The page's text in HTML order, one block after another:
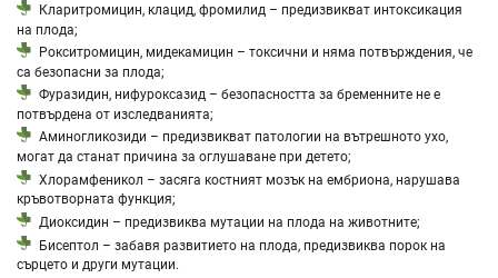
Кларитромицин, клацид, фромилид – предизвикват интоксикация
на плода;
Рокситромицин, мидекамицин – токсични и няма потвърждения, че
са безопасни за плода;
Фуразидин, нифуроксазид – безопасността за бременните не е
потвърдена от изследванията;
Аминогликозиди – предизвикват патологии на вътрешното ухо,
могат да станат причина за оглушаване при детето;
Хлорамфеникол – засяга костният мозък на ембриона, нарушава
кръвотворната функция;
Диоксидин – предизвиква мутации на плода на животните;
Бисептол – забавя развитието на плода, предизвиква порок на
сърцето и други мутации.